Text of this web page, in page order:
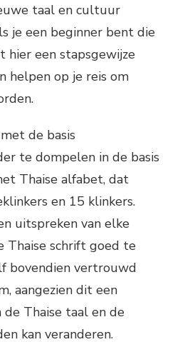
taal en cultuur
je een beginner bent die
hier een stapsgewijze
helpen op je reis om
de basis
te dompelen in de basis
Thaise alfabet, dat
en 15 klinkers.
uitspreken van elke
Thaise schrift goed te
bovendien vertrouwd
aangezien dit een
Thaise taal en de
kan veranderen.